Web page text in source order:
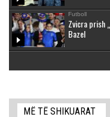
Futboll
Zvicra prish
Bazel
MË TË SHIKUARAT